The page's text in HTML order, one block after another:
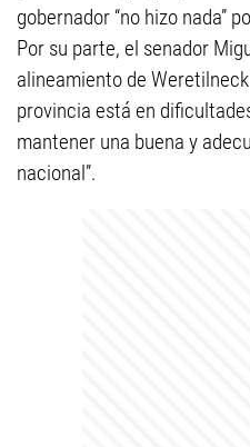
gobernador “no hizo nada”
Por su parte, el senador
alineamiento de
provincia está en
mantener una buena y
nacional”.